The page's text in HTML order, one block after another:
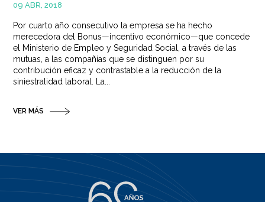
09 ABR, 2018
Por cuarto año consecutivo la empresa se ha hecho
merecedora del Bonus—incentivo económico—que concede
el Ministerio de Empleo y Seguridad Social, a través de las
mutuas, a las compañías que se distinguen por su
contribución eficaz y contrastable a la reducción de la
siniestralidad laboral. La...
VER MÁS